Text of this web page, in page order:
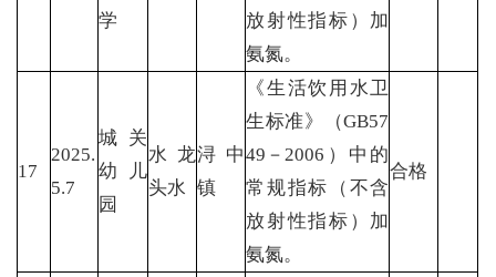
学
放射性指标）加
氨氮。
17
2025.
5.7
城关
幼儿
园
水龙
头水
浔中
镇
《生活饮用水卫
生标准》（GB57
49－2006）中的
常规指标（不含
放射性指标）加
氨氮。
合格